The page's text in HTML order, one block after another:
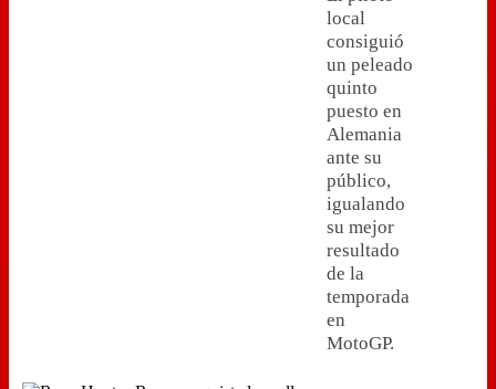
local
consiguió
un peleado
quinto
puesto en
Alemania
ante su
público,
igualando
su mejor
resultado
de la
temporada
en
MotoGP.